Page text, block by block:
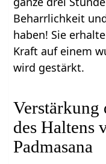
Beharrlichkeit
haben! Sie
Kraft auf einem
wird gestärkt.
Verstärkung
des Haltens
Padmasana